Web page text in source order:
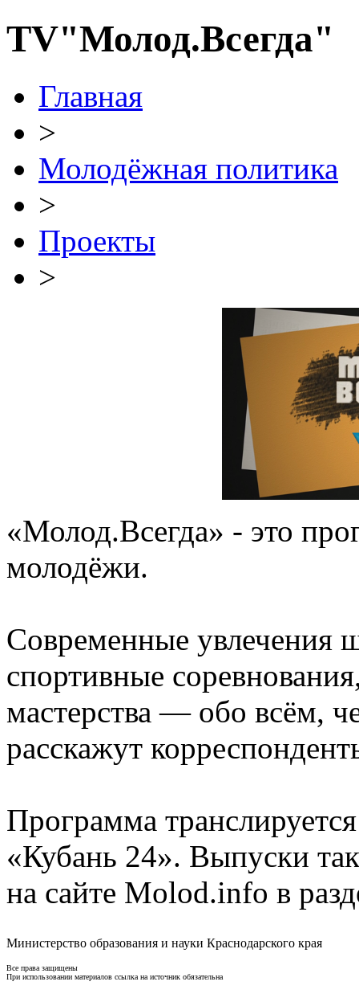
TV"Молод.Всегда"
Главная
>
Молодёжная политика
>
Проекты
>
«Молод.Всегда» - это
молодёжи.
Современные увлечения
спортивные
мастерства — обо всём,
расскажут
Программа
«Кубань 24». Выпуски
на сайте Molod.info в
Министерство образования и науки Краснодарского края
Все права защищены
При использовании материалов ссылка на источник обязательна